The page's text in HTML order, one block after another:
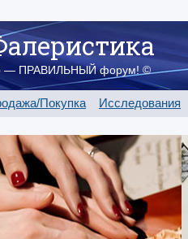
— ПРАВИЛЬНЫЙ форум! ©
Покупка Исследования